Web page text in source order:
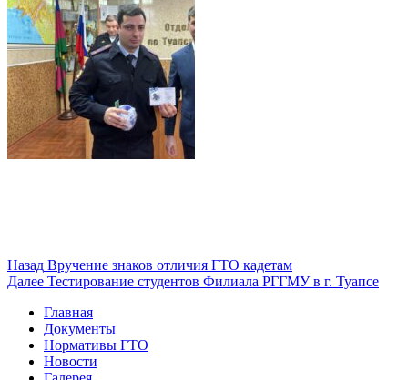
Навигация
по
записям
Назад Предыдущая
запись:
Вручение знаков отличия ГТО кадетам
Далее Следующая
Тестирование студентов Филиала РГГМУ в г. Туапсе
Главная
Документы
Нормативы ГТО
Новости